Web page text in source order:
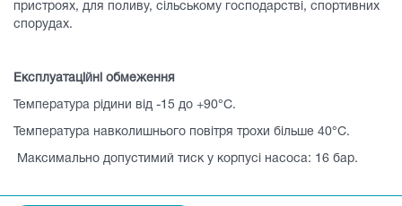
пристроях, для поливу, сільському господарстві, спортивних
спорудах.
Експлуатаційні обмеження
Температура рідини від -15 до +90°C.
Температура навколишнього повітря трохи більше 40°C.
Максимально допустимий тиск у корпусі насоса: 16 бар.